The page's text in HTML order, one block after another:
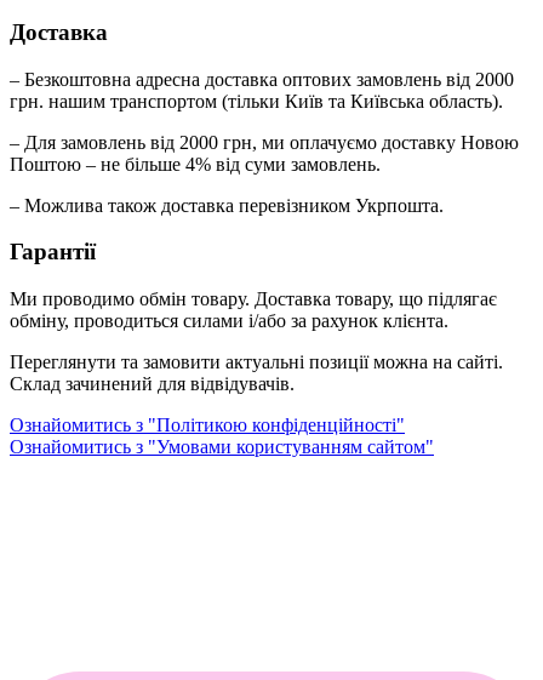
Доставка
– Безкоштовна адресна доставка оптових замовлень від 2000
грн. нашим транспортом (тільки Київ та Київська область).
– Для замовлень від 2000 грн, ми оплачуємо доставку Новою
Поштою – не більше 4% від суми замовлень.
– Можлива також доставка перевізником Укрпошта.
Гарантії
Ми проводимо обмін товару. Доставка товару, що підлягає
обміну, проводиться силами і/або за рахунок клієнта.
Переглянути та замовити актуальні позиції можна на сайті.
Склад зачинений для відвідувачів.
Ознайомитись з "Політикою конфіденційності"
Ознайомитись з "Умовами користуванням сайтом"